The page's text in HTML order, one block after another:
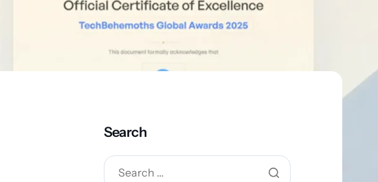
Search